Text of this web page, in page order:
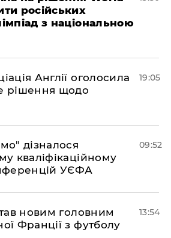
російських
з національною
Англії оголосила
рішення щодо
19:05
дізналося
кваліфікаційному
УЄФА
09:52
новим головним
Франції з футболу
13:54